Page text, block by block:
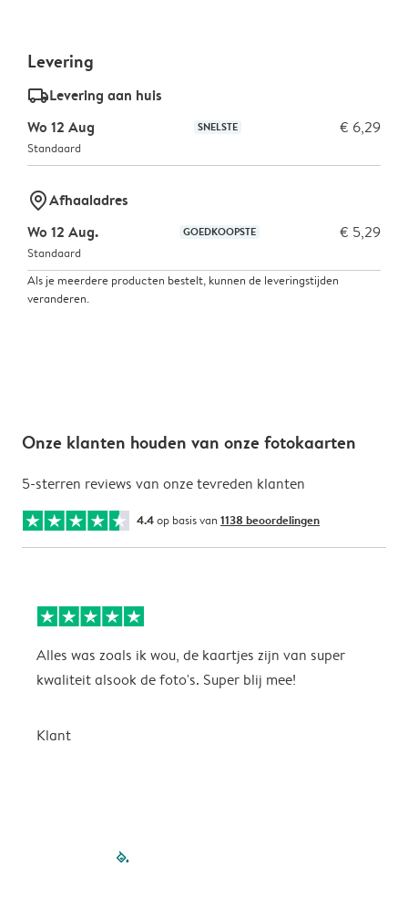
Levering
delivery_standard_v2Levering aan huis
Wo 12 Aug
SNELSTE € 6,29
Standaard
marker-pinAfhaaladres
Wo 12 Aug.
GOEDKOOPSTE € 5,29
Standaard
Als je meerdere producten bestelt, kunnen de leveringstijden
veranderen.
Onze klanten houden van onze fotokaarten
5-sterren reviews van onze tevreden klanten
4.4op basis van 1138 beoordelingen
Alles was zoals ik wou, de kaartjes zijn van super
kwaliteit alsook de foto's. Super blij mee!
Klant
filled-pagination